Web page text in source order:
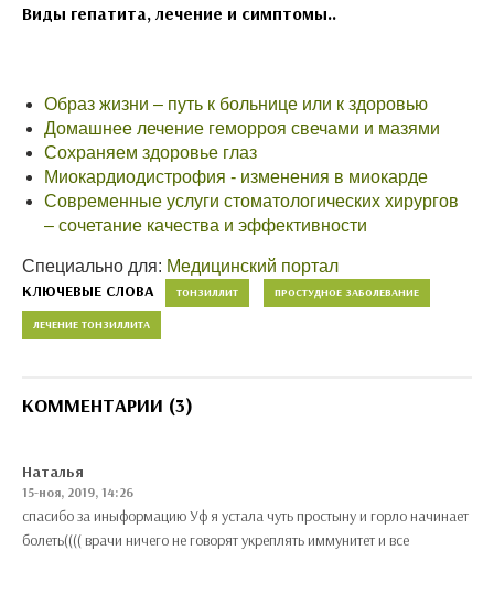
Виды гепатита, лечение и симптомы..
Образ жизни – путь к больнице или к здоровью
Домашнее лечение геморроя свечами и мазями
Сохраняем здоровье глаз
Миокардиодистрофия - изменения в миокарде
Современные услуги стоматологических хирургов
– сочетание качества и эффективности
Специально для: Медицинский портал
КЛЮЧЕВЫЕ СЛОВА ТОНЗИЛЛИТ ПРОСТУДНОЕ ЗАБОЛЕВАНИЕ
ЛЕЧЕНИЕ ТОНЗИЛЛИТА
КОММЕНТАРИИ (3)
Наталья
15-ноя, 2019, 14:26
спасибо за иныформацию Уф я устала чуть простыну и горло начинает
болеть(((( врачи ничего не говорят укреплять иммунитет и все